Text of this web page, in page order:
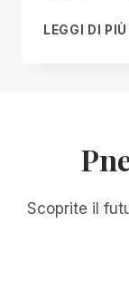
LEGGI DI PIÙ
Scoprite il